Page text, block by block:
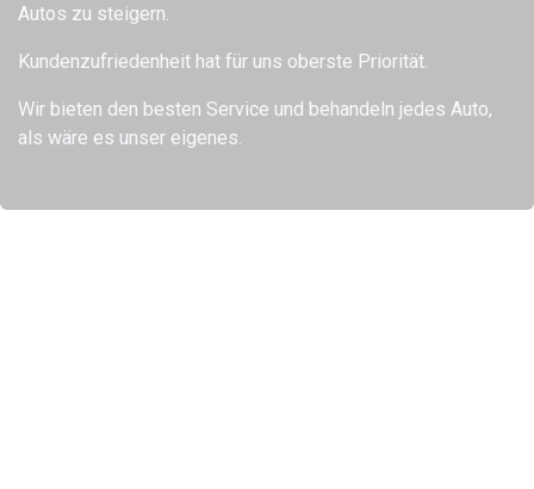
Autos zu steigern.
Kundenzufriedenheit hat für uns oberste Priorität.
Wir bieten den besten Service und behandeln jedes Auto,
als wäre es unser eigenes.